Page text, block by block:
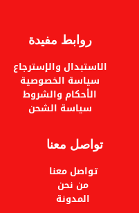
روابط مفيدة
الاستبدال والإسترجاع
سياسة الخصوصية
الأحكام والشروط
سياسة الشحن
تواصل معنا
تواصل معنا
من نحن
المدونة